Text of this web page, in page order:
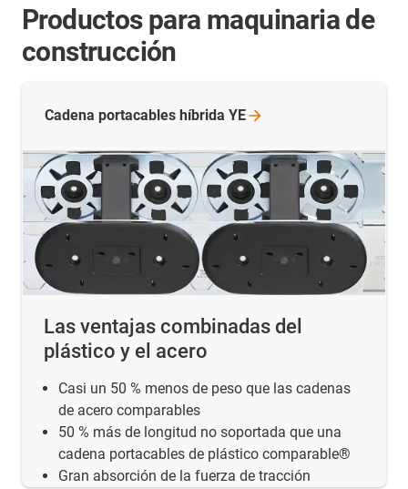
Productos para maquinaria de
construcción
Las ventajas combinadas del
plástico y el acero
Casi un 50 % menos de peso que las cadenas
de acero comparables
50 % más de longitud no soportada que una
cadena portacables de plástico comparable®
Gran absorción de la fuerza de tracción
Cadena portacables híbrida YE